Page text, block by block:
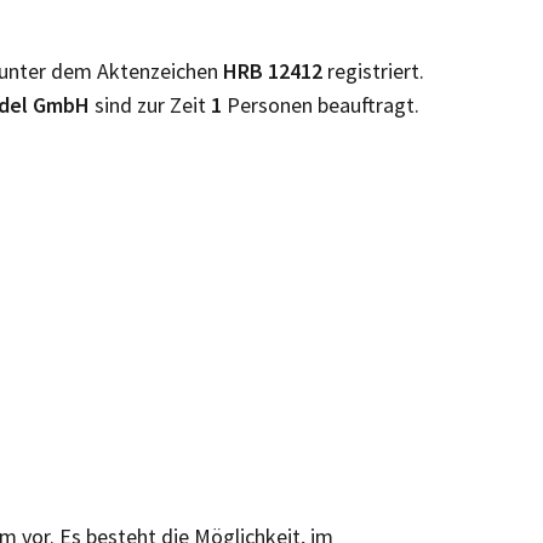
dem Aktenzeichen HRB 12412 registriert.
GmbH sind zur Zeit 1 Personen beauftragt.
vor. Es besteht die Möglichkeit, im